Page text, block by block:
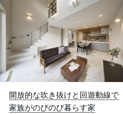
開放的な吹き抜けと回遊動線で
家族がのびのび暮らす家